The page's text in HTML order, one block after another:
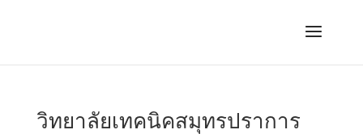
วิทยาลัยเทคนิคสมุทรปราการ